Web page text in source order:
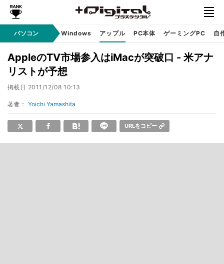
パソコン Windows アップル PC本体 ゲーミングPC 自
AppleのTV市場参入はiMacが突破口 - 米アナ
リストが予想
掲載日 2011/12/08 10:13
著者： Yoichi Yamashita
URLをコピー